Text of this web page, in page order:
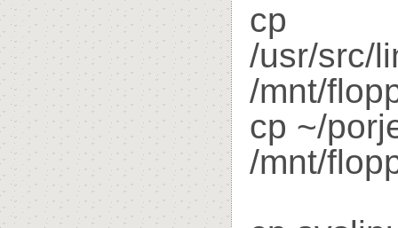
cp
/usr/src/
/mnt/
cp ~/
/mnt/